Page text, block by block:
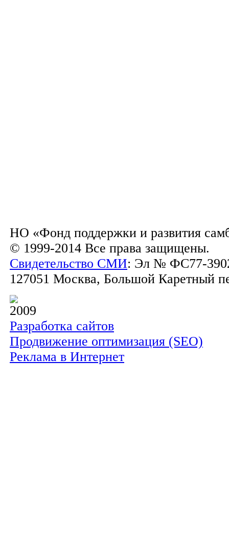
НО «Фонд поддержки и развития
© 1999-2014 Все права защищены.
Свидетельство СМИ: Эл № ФС77-
127051 Москва, Большой Каретный
2009
Разработка сайтов
Продвижение оптимизация (SEO)
Реклама в Интернет